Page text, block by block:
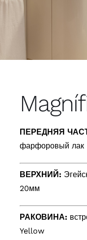
ПЕРЕДНЯЯ
фарфоровый лак
ВЕРХНИЙ:
20мм
РАКОВИНА:
Yellow